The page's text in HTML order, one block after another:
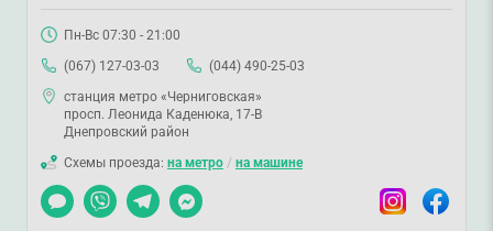
Пн-Вс 07:30 - 21:00
(067) 127-03-03
(044) 490-25-03
станция метро «Черниговская»
просп. Леонида Каденюка, 17-В
Днепровский район
Схемы проезда: на метро / на машине
Чат
Viber TelegramMessenger InstagramFacebook